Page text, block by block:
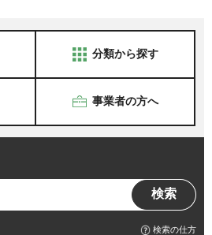
分類から探す
事業者の方へ
検索の仕方